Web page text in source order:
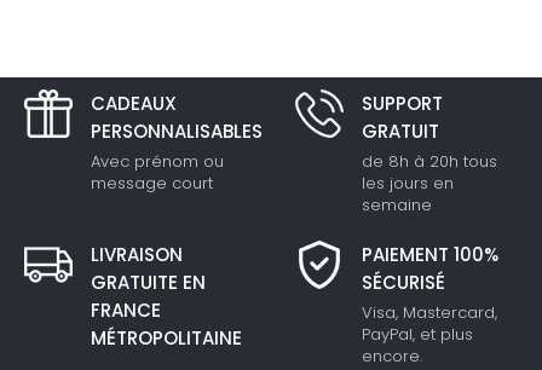
CADEAUX
PERSONNALISABLES
Avec prénom ou
message court
SUPPORT
GRATUIT
de 8h à 20h tous
les jours en
semaine
LIVRAISON
GRATUITE EN
FRANCE
MÉTROPOLITAINE
PAIEMENT 100%
SÉCURISÉ
Visa, Mastercard,
PayPal, et plus
encore.